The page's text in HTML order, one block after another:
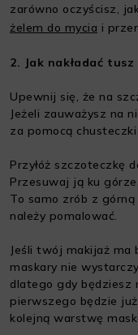
zarówno oczyścisz,
żelem do mycia i
2. Jak nakładać tusz
Upewnij się, że na
Jeżeli zauważysz na
za pomocą chusteczki
Przyłóż szczoteczkę
Przesuwaj ją ku
To samo zrób z
należy pomalować.
Jeśli twój makijaż ma
maskary nie
dlatego gdy będziesz
pierwszego będzie
kolejną warstwę